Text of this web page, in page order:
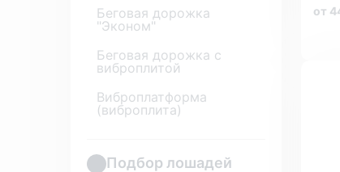
Беговая дорожка
"Эконом"
Беговая дорожка с
виброплитой
Виброплатформа
(виброплита)
Подбор лошадей
от